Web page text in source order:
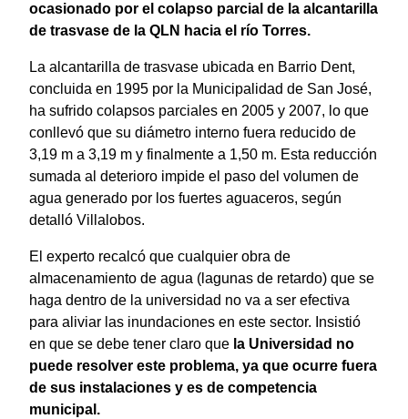
ocasionado por el colapso parcial de la alcantarilla
de trasvase de la QLN hacia el río Torres.
La alcantarilla de trasvase ubicada en Barrio Dent,
concluida en 1995 por la Municipalidad de San José, ​
ha sufrido colapsos parciales en 2005 y 2007, lo que
conllevó que su diámetro interno fuera reducido de
3,19 m a 3,19 m y finalmente a 1,50 m. Esta reducción
sumada al deterioro impide el paso del volumen de
agua generado por los fuertes aguaceros, según
detalló Villalobos.
El experto recalcó que cualquier obra de
almacenamiento de agua (lagunas de retardo) que se
haga dentro de la universidad no va a ser efectiva
para aliviar las inundaciones en este sector. Insistió
en que se debe tener claro que la Universidad no
puede resolver este problema, ya que ocurre fuera
de sus instalaciones y es de competencia
municipal.